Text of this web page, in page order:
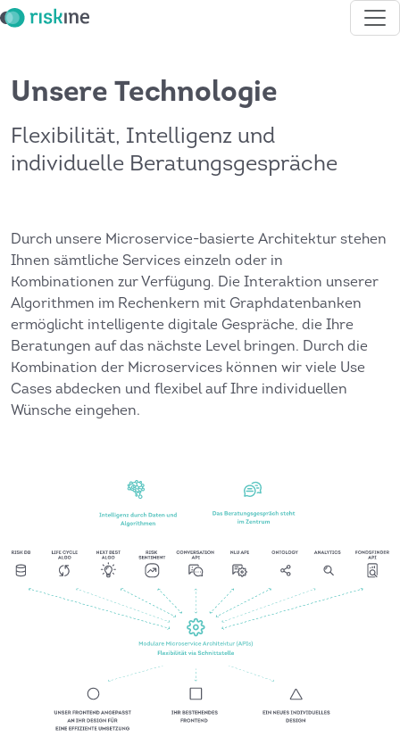
Unsere Technologie
Flexibilität, Intelligenz und
individuelle Beratungsgespräche
Durch unsere Microservice-basierte Architektur stehen
Ihnen sämtliche Services einzeln oder in
Kombinationen zur Verfügung. Die Interaktion unserer
Algorithmen im Rechenkern mit Graphdatenbanken
ermöglicht intelligente digitale Gespräche, die Ihre
Beratungen auf das nächste Level bringen. Durch die
Kombination der Microservices können wir viele Use
Cases abdecken und flexibel auf Ihre individuellen
Wünsche eingehen.